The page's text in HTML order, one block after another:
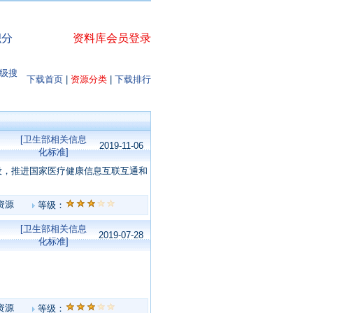
资料库会员登录
搜
下载首页 资源分类
下载排行
[卫生部相关信息
化标准]
2019-11-06
推进国家医疗健康信息互联互通和
源 等级：
[卫生部相关信息
化标准]
2019-07-28
源 等级：